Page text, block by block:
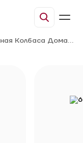
Вареная Колбаса Домашний рецепт